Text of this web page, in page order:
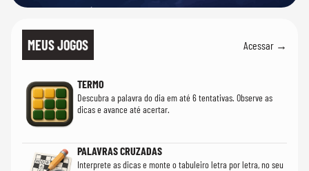
MEUS JOGOS Acessar →
TERMO
Descubra a palavra do dia em até 6 tentativas. Observe as
dicas e avance até acertar.
PALAVRAS CRUZADAS
Interprete as dicas e monte o tabuleiro letra por letra, no seu